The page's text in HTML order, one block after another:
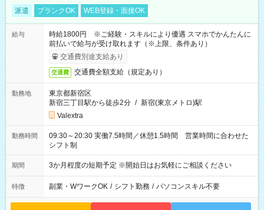
派遣 ブランクOK WEB登録・面接OK
給与
時給1800円 ※ご経験・スキルにより優遇 スマホでかんたんに
前払いで給与が受け取れます（※上限、条件あり）
交通費別途支給あり
交通費 交通費全額支給（規定あり）
勤務地
東京都新宿区
新宿三丁目駅から徒歩2分 / 新宿(東京メトロ)駅
Valextra
勤務時間
09:30～20:30 実働7.5時間／休憩1.5時間 営業時間に合わせた
シフト制
期間 3か月程度の短期予定 ※開始日はお気軽にご相談ください
特徴 副業・WワークOK / シフト勤務 / パソコンスキル不要